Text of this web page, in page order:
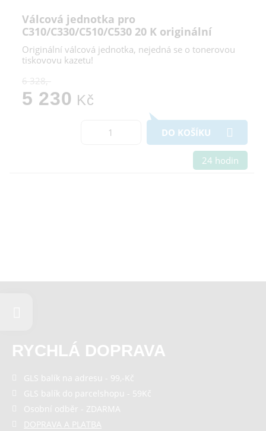
Válcová jednotka pro
C310/C330/C510/C530 20 K originální
Originální válcová jednotka, nejedná se o tonerovou
tiskovovu kazetu!
6 328,-
5 230 Kč
DO KOŠÍKU
24 hodin
RYCHLÁ DOPRAVA
GLS balík na adresu - 99,-Kč
GLS balík do parcelshopu - 59Kč
Osobní odběr - ZDARMA
DOPRAVA A PLATBA